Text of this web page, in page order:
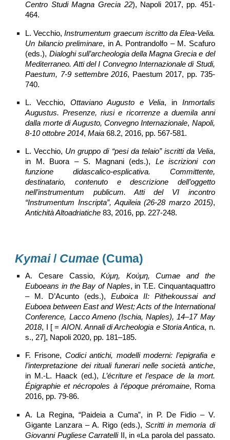
Centro Studi Magna Grecia 22), Napoli 2017, pp. 451-
464.
L. Vecchio,Instrumentum graecum iscritto da Elea-Velia.
Un bilancio preliminare, in A. Pontrandolfo – M. Scafuro
(eds.), Dialoghi sull’archeologia della Magna Grecia e del
Mediterraneo. Atti del I Convegno Internazionale di Studi,
Paestum, 7-9 settembre 2016, Paestum 2017, pp. 735-
740.
L. Vecchio, Ottaviano Augusto e Velia, in Inmortalis
Augustus. Presenze, riusi e ricorrenze a duemila anni
dalla morte di Augusto, Convegno Internazionale, Napoli,
8-10 ottobre 2014,Maia 68.2, 2016, pp. 567-581.
L. Vecchio, Un gruppo di “pesi da telaio” iscritti da Velia,
in M. Buora – S. Magnani (eds.), Le iscrizioni con
funzione didascalico-esplicativa. Committente,
destinatario, contenuto e descrizione dell’oggetto
nell’instrumentum publicum. Atti del VI incontro
“Instrumentum Inscripta”, Aquileia (26-28 marzo 2015),
Antichità Altoadriatiche83, 2016, pp. 227-248.
Kymai/ Cumae (Cuma)
A. Cesare Cassio,Κύμη, Κούμη, Cumae and the
Euboeans in the Bay of Naples, in T.E. Cinquantaquattro
– M. D’Acunto (eds.), Euboica II: Pithekoussai and
Euboea between East and West; Acts of the International
Conference, Lacco Ameno (Ischia, Naples), 14–17 May
2018, I [ = AION. Annali di Archeologia e Storia Antica, n.
s., 27], Napoli 2020, pp. 181–185.
F. Frisone, Codici antichi, modelli moderni: l’epigrafia e
l’interpretazione dei rituali funerari nelle società antiche,
in M.-L. Haack (ed.), L’écriture et l’espace de la mort.
Épigraphie et nécropoles à l’époque préromaine, Roma
2016, pp. 79-86.
A. La Regina, “Paideia a Cuma”, in P. De Fidio – V.
Gigante Lanzara – A. Rigo (eds.),Scritti in memoria di
Giovanni Pugliese Carratelli
II, in «La parola del passato.